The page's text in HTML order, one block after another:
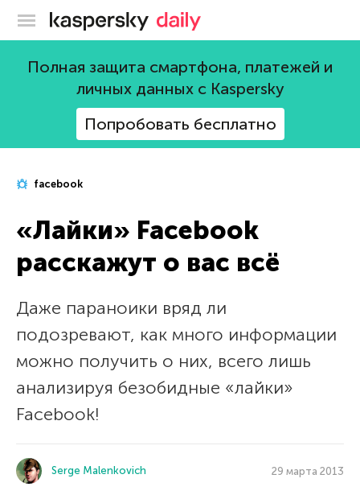
Блог Касперского
Полная защита смартфона, платежей и
личных данных с Kaspersky
Попробовать бесплатно
facebook
«Лайки» Facebook
расскажут о вас всё
Даже параноики вряд ли
подозревают, как много информации
можно получить о них, всего лишь
анализируя безобидные «лайки»
Facebook!
Serge Malenkovich 29 марта 2013